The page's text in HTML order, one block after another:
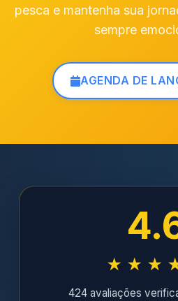
pesca e mantenha sua
sempre
AGENDA DE
424 avaliações